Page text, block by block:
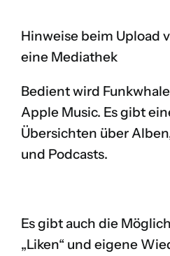
Hinweise beim Upload
eine Mediathek
Bedient wird
Apple Music. Es gibt
Übersichten über
und Podcasts.
Es gibt auch die
„Liken“ und eigene